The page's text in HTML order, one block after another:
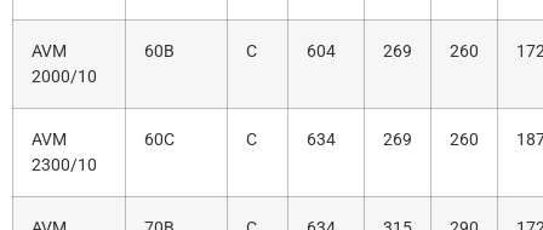
AVM
2000/10
60B C 604 269 260
AVM
2300/10
60C C 634 269 260